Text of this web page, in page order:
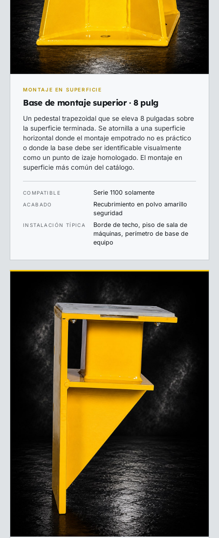
MONTAJE EN SUPERFICIE
Base de montaje superior · 8 pulg
Un pedestal trapezoidal que se eleva 8 pulgadas sobre
la superficie terminada. Se atornilla a una superficie
horizontal donde el montaje empotrado no es práctico
o donde la base debe ser identificable visualmente
como un punto de izaje homologado. El montaje en
superficie más común del catálogo.
COMPATIBLE Serie 1100 solamente
ACABADO
Recubrimiento en polvo amarillo
seguridad
INSTALACIÓN TÍPICA
Borde de techo, piso de sala de
máquinas, perímetro de base de
equipo